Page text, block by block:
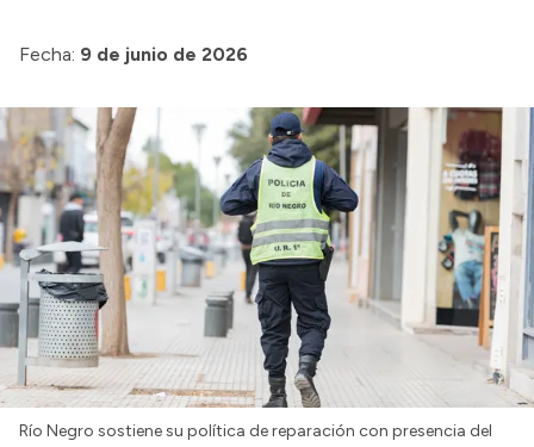
Fecha: 9 de junio de 2026
Río Negro sostiene su política de reparación con presencia del